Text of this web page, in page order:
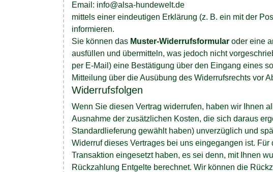
Email: info@alsa-hundewelt.de
mittels einer eindeutigen Erklärung (z. B. ein mit der
informieren.
Sie können das Muster-Widerrufsformular oder eine
ausfüllen und übermitteln, was jedoch nicht
per E-Mail) eine Bestätigung über den Eingang eines
Mitteilung über die Ausübung des Widerrufsrechts vor
Widerrufsfolgen
Wenn Sie diesen Vertrag widerrufen, haben wir Ihnen
Ausnahme der zusätzlichen Kosten, die sich daraus
Standardlieferung gewählt haben) unverzüglich und
Widerruf dieses Vertrages bei uns eingegangen ist.
Transaktion eingesetzt haben, es sei denn, mit Ihnen
Rückzahlung Entgelte berechnet. Wir können die